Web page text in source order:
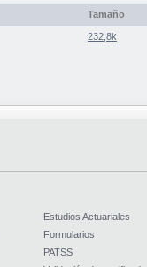
Tamaño
232,8k
Estudios Actuariales
Formularios
PATSS